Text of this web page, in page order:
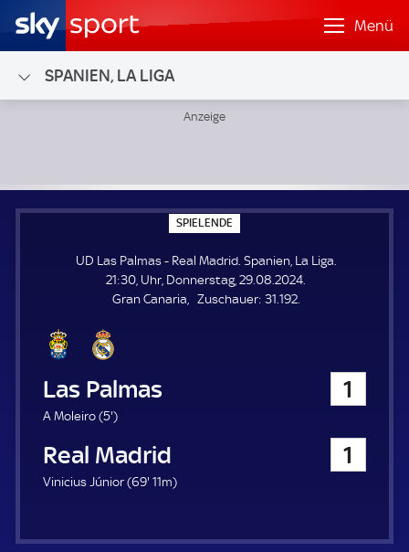
Menü
SPANIEN, LA LIGA
SPIELENDE
P
E
E
N
UD Las Palmas - Real Madrid. Spanien, La Liga.
21:30, Uhr, Donnerstag, 29.08.2024.
Gran Canaria
Zuschauer: Z
31.192.
UD Las Palmas 1
A Moleiro (5'5
m
n
e
)
Real Madrid 1
Vinicius Júnior (69'611m)